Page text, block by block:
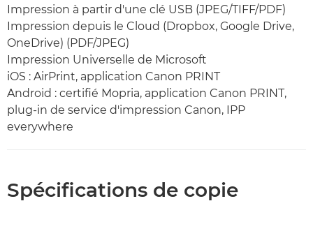
Impression à partir d'une clé USB (JPEG/TIFF/PDF)
Impression depuis le Cloud (Dropbox, Google Drive,
OneDrive) (PDF/JPEG)
Impression Universelle de Microsoft
iOS : AirPrint, application Canon PRINT
Android : certifié Mopria, application Canon PRINT,
plug-in de service d'impression Canon, IPP
everywhere
Spécifications de copie